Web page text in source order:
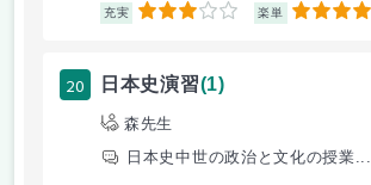
充実 3 楽単 4
20 日本史演習(1)
森先生
日本史中世の政治と文化の授業...